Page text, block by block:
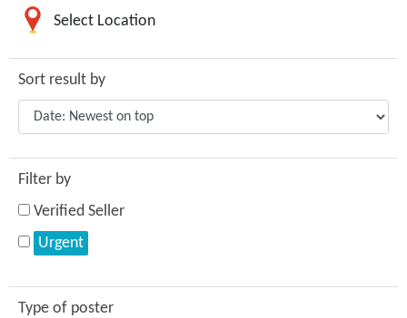
Select Location
Sort result by
Filter by
Verified Seller
Urgent
Type of poster